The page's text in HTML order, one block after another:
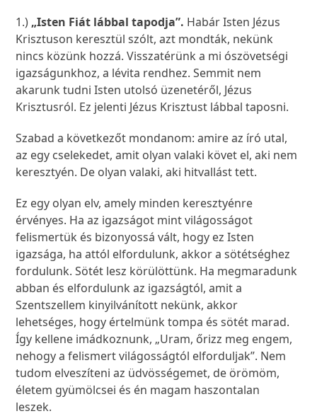
1.) „Isten Fiát lábbal tapodja”. Habár Isten Jézus
Krisztuson keresztül szólt, azt mondták, nekünk
nincs közünk hozzá. Visszatérünk a mi ószövetségi
igazságunkhoz, a lévita rendhez. Semmit nem
akarunk tudni Isten utolsó üzenetéről, Jézus
Krisztusról. Ez jelenti Jézus Krisztust lábbal taposni.
Szabad a következőt mondanom: amire az író utal,
az egy cselekedet, amit olyan valaki követ el, aki nem
keresztyén. De olyan valaki, aki hitvallást tett.
Ez egy olyan elv, amely minden keresztyénre
érvényes. Ha az igazságot mint világosságot
felismertük és bizonyossá vált, hogy ez Isten
igazsága, ha attól elfordulunk, akkor a sötétséghez
fordulunk. Sötét lesz körülöttünk. Ha megmaradunk
abban és elfordulunk az igazságtól, amit a
Szentszellem kinyilvánított nekünk, akkor
lehetséges, hogy értelmünk tompa és sötét marad.
Így kellene imádkoznunk, „Uram, őrizz meg engem,
nehogy a felismert világosságtól elforduljak”. Nem
tudom elveszíteni az üdvösségemet, de örömöm,
életem gyümölcsei és én magam haszontalan
leszek.